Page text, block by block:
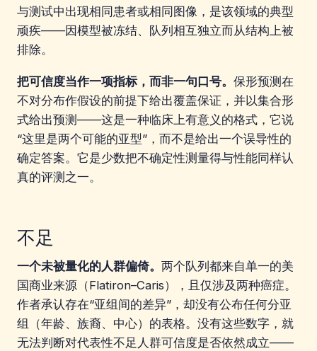
与测试中出现相同患者或相同图像，是该领域的典型
顽疾——因模型被冻结、队列相互独立而从结构上被
排除。
把可信度当作一项指标，而非一句口号。 保形预测在
不对分布作假设的前提下给出覆盖保证，并以集合形
式给出预测——这是一种临床上有意义的格式，它说
“这里是两个可能的亚型”，而不是给出一个误导性的
确定答案。它是少数把不确定性测量得与性能同样认
真的评测之一。
不足
一个未被量化的人群偏倚。 两个队列都来自单一的美
国商业来源（Flatiron–Caris），且仅涉及两种癌症。
作者承认存在“亚组间的差异”，却没有公布任何分亚
组（年龄、族裔、中心）的表格。没有这些数字，就
无法判断对代表性不足人群可信度是否依然成立——